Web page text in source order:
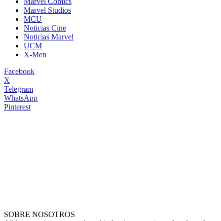
Marvel Studios
MCU
Noticias Cine
Noticias Marvel
UCM
X-Men
Facebook
X
Telegram
WhatsApp
Pinterest
SOBRE NOSOTROS